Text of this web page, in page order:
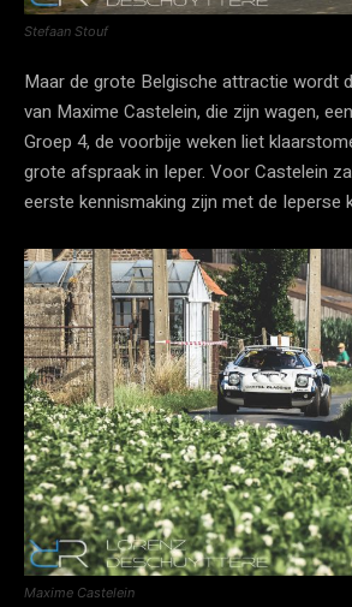
Stefaan Stouf
Maar de grote Belgische attractie wordt
van Maxime Castelein, die zijn wagen,
Groep 4, de voorbije weken liet
grote afspraak in Ieper. Voor Castelein
eerste kennismaking zijn met de Ieperse
Maxime Castelein